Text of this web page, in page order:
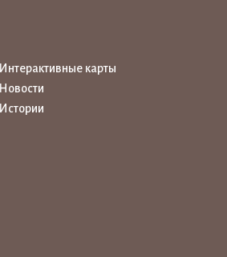
Интерактивные карты
Новости
Истории